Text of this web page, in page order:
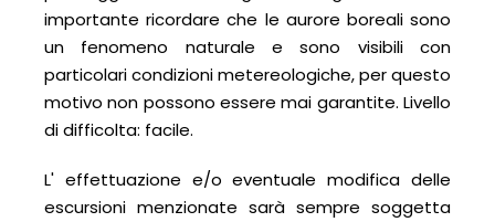
importante ricordare che le aurore boreali sono
un fenomeno naturale e sono visibili con
particolari condizioni metereologiche, per questo
motivo non possono essere mai garantite. Livello
di difficolta: facile.
L' effettuazione e/o eventuale modifica delle
escursioni menzionate sarà sempre soggetta